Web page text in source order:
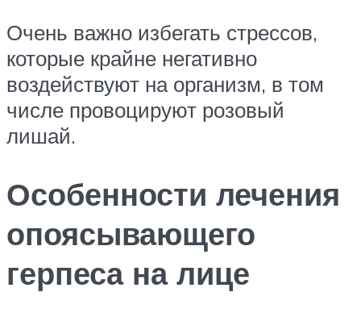
Очень важно избегать стрессов,
которые крайне негативно
воздействуют на организм, в том
числе провоцируют розовый
лишай.
Особенности лечения
опоясывающего
герпеса на лице